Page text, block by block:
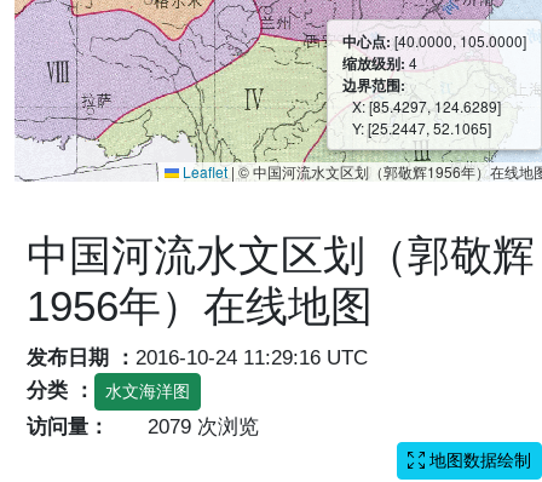
中心点:[40.0000, 105.0000]
缩放级别: 4
边界范围:
X: [85.4297, 124.6289]
Y: [25.2447, 52.1065]
Leaflet | © 中国河流水文区划（郭敬辉1956年）在线地
中国河流水文区划（郭敬辉
1956年）在线地图
发布日期 ： 2016-10-24 11:29:16 UTC
分类 ：
水文海洋图
访问量： 2079 次浏览
地图数据绘制